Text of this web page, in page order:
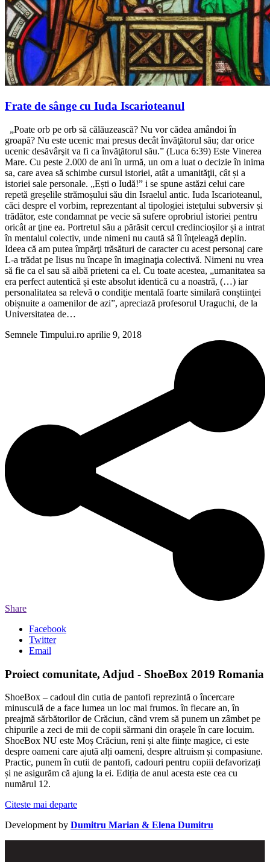
Frate de sânge cu Iuda Iscarioteanul
„Poate orb pe orb să călăuzească? Nu vor cădea amândoi în
groapă? Nu este ucenic mai presus decât învăţătorul său; dar orice
ucenic desăvârşit va fi ca învăţătorul său.” (Luca 6:39) Este Vinerea
Mare. Cu peste 2.000 de ani în urmă, un om a luat o decizie în inima
sa, care avea să schimbe cursul istoriei, atât a umanităţii, cât și a
istoriei sale personale. „Ești o Iudă!” i se spune astăzi celui care
repetă greșelile strămoșului său din Israelul antic. Iuda Iscarioteanul,
căci despre el vorbim, reprezentant al tipologiei isteţului subversiv și
trădător, este condamnat pe vecie să sufere oprobriul istoriei pentru
oricât ar ţine ea. Portretul său a părăsit cercul credincioșilor și a intrat
în mentalul colectiv, unde nimeni nu caută să îl înţeleagă deplin.
Ideea că am putea împărţi trăsături de caracter cu acest personaj care
L-a trădat pe Iisus nu încape în imaginaţia colectivă. Nimeni nu vrea
să fie ca el sau să aibă prieteni ca el. Cu toate acestea, „umanitatea sa
era perfect autentică și este absolut identică cu a noastră, (…) iar
personalitatea sa relevă o condiţie mentală foarte similară conștiinţei
obișnuite a oamenilor de azi”, apreciază profesorul Uraguchi, de la
Universitatea de…
Semnele Timpului.ro aprilie 9, 2018
Share
Facebook
Twitter
Email
Proiect comunitate, Adjud - ShoeBox 2019 Romania
ShoeBox – cadoul din cutia de pantofi reprezintă o încercare
minusculă de a face lumea un loc mai frumos. în fiecare an, în
preajmă sărbătorilor de Crăciun, când vrem să punem un zâmbet pe
chipurile a zeci de mii de copii sărmani din orașele în care locuim.
ShoeBox NU este Moș Crăciun, reni și alte ființe magice, ci este
despre oameni care ajută alți oameni, despre altruism și compasiune.
Practic, punem în cutii de pantofi, cadouri pentru copiii defavorizați
și ne asigurăm că ajung la ei. Ediția de anul acesta este cea cu
numărul 12.
Citeste mai departe
Development by Dumitru Marian & Elena Dumitru